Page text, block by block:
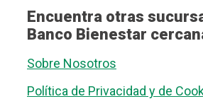
Encuentra otras
Banco Bienestar
Sobre Nosotros
Política de Privacidad y de